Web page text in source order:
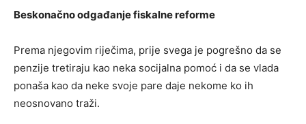
Beskonačno odgađanje fiskalne reforme
Prema njegovim riječima, prije svega je pogrešno da se
penzije tretiraju kao neka socijalna pomoć i da se vlada
ponaša kao da neke svoje pare daje nekome ko ih
neosnovano traži.